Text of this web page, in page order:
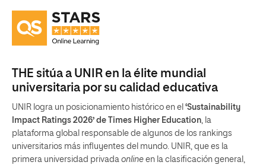
THE sitúa a UNIR en la élite mundial
universitaria por su calidad educativa
UNIR logra un posicionamiento histórico en el ‘Sustainability
Impact Ratings 2026’ de Times Higher Education, la
plataforma global responsable de algunos de los rankings
universitarios más influyentes del mundo. UNIR, que es la
primera universidad privada online en la clasificación general,